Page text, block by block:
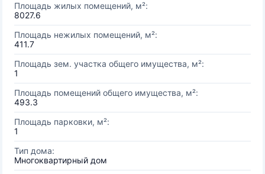
Площадь жилых помещений, м²:
8027.6
Площадь нежилых помещений, м²:
411.7
Площадь зем. участка общего имущества, м²:
1
Площадь помещений общего имущества, м²:
493.3
Площадь парковки, м²:
1
Тип дома:
Многоквартирный дом